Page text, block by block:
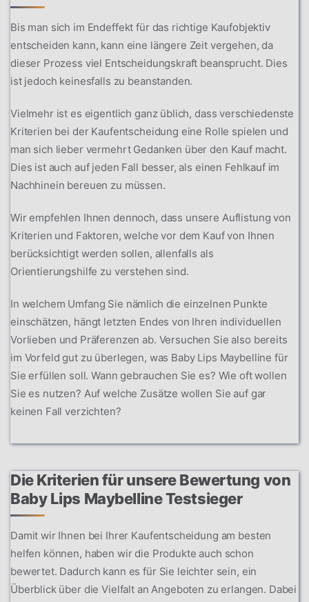
Bis man sich im Endeffekt für das richtige Kaufobjektiv
entscheiden kann, kann eine längere Zeit vergehen, da
dieser Prozess viel Entscheidungskraft beansprucht. Dies
ist jedoch keinesfalls zu beanstanden.
Vielmehr ist es eigentlich ganz üblich, dass verschiedenste
Kriterien bei der Kaufentscheidung eine Rolle spielen und
man sich lieber vermehrt Gedanken über den Kauf macht.
Dies ist auch auf jeden Fall besser, als einen Fehlkauf im
Nachhinein bereuen zu müssen.
Wir empfehlen Ihnen dennoch, dass unsere Auflistung von
Kriterien und Faktoren, welche vor dem Kauf von Ihnen
berücksichtigt werden sollen, allenfalls als
Orientierungshilfe zu verstehen sind.
In welchem Umfang Sie nämlich die einzelnen Punkte
einschätzen, hängt letzten Endes von Ihren individuellen
Vorlieben und Präferenzen ab. Versuchen Sie also bereits
im Vorfeld gut zu überlegen, was Baby Lips Maybelline für
Sie erfüllen soll. Wann gebrauchen Sie es? Wie oft wollen
Sie es nutzen? Auf welche Zusätze wollen Sie auf gar
keinen Fall verzichten?
Die Kriterien für unsere Bewertung von
Baby Lips Maybelline Testsieger
Damit wir Ihnen bei Ihrer Kaufentscheidung am besten
helfen können, haben wir die Produkte auch schon
bewertet. Dadurch kann es für Sie leichter sein, ein
Überblick über die Vielfalt an Angeboten zu erlangen. Dabei